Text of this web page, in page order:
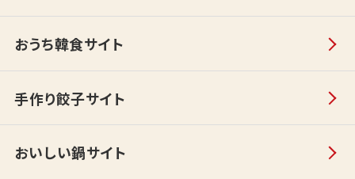
おうち韓食サイト
手作り餃子サイト
おいしい鍋サイト